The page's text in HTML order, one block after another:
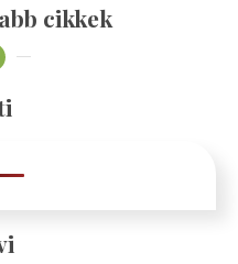
cikkek